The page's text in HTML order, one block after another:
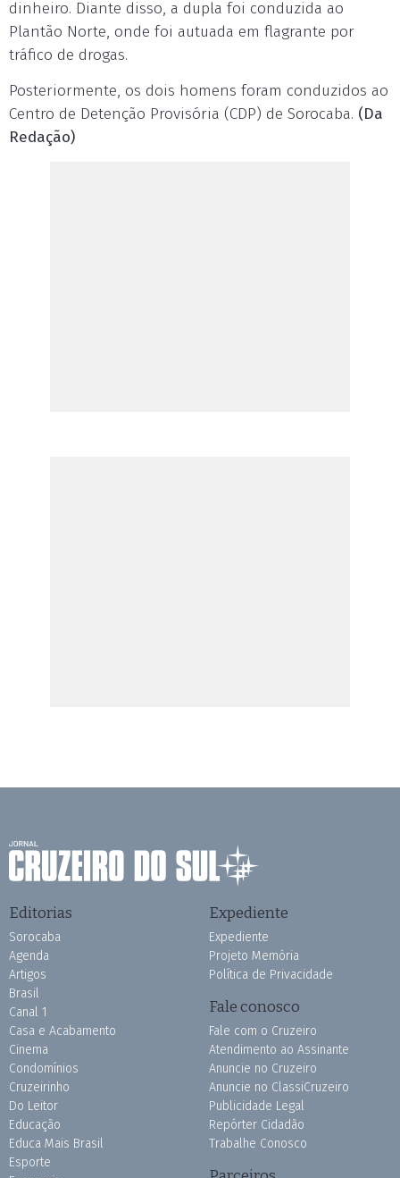
dinheiro. Diante disso, a dupla foi conduzida ao
Plantão Norte, onde foi autuada em flagrante por
tráfico de drogas.
Posteriormente, os dois homens foram conduzidos ao
Centro de Detenção Provisória (CDP) de Sorocaba. (Da
Redação)
Editorias
Sorocaba
Agenda
Artigos
Brasil
Canal 1
Casa e Acabamento
Cinema
Condomínios
Cruzeirinho
Do Leitor
Educação
Educa Mais Brasil
Esporte
Expediente
Expediente
Projeto Memória
Política de Privacidade
Fale conosco
Fale com o Cruzeiro
Atendimento ao Assinante
Anuncie no Cruzeiro
Anuncie no ClassiCruzeiro
Publicidade Legal
Repórter Cidadão
Trabalhe Conosco